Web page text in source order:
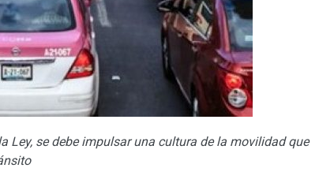
Ley, se debe impulsar una cultura de la movilidad que